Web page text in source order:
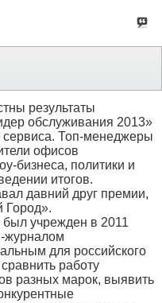
результаты
обслуживания 2013»
сервиса. Топ-менеджеры
офисов
бизнеса, политики и
итогов.
давний друг премии,
Город».
учрежден в 2011
журналом
для российского
работу
разных марок, выявить